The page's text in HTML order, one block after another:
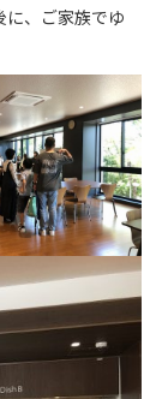
に、ご家族でゆ